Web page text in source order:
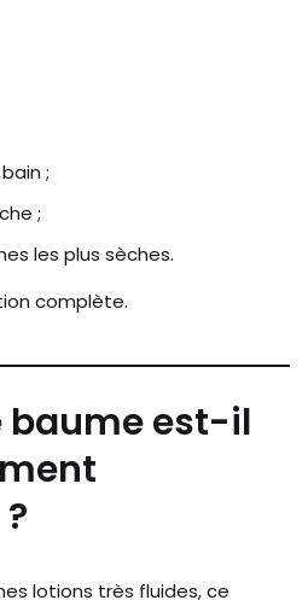
;
;
les plus sèches.
complète.
baume est-il
lotions très fluides, ce